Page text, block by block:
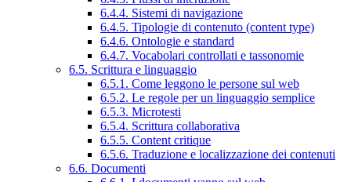
6.4.4. Sistemi di navigazione
6.4.5. Tipologie di contenuto (content type)
6.4.6. Ontologie e standard
6.4.7. Vocabolari controllati e tassonomie
6.5. Scrittura e linguaggio
6.5.1. Come leggono le persone sul web
6.5.2. Le regole per un linguaggio semplice
6.5.3. Microtesti
6.5.4. Scrittura collaborativa
6.5.5. Content critique
6.5.6. Traduzione e localizzazione dei contenuti
6.6. Documenti